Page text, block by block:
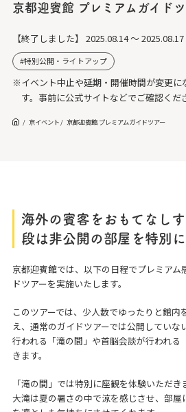
京都迎賓館 プレミアムガイド
【終了しました】 2025.08.14 ～ 2025.08.17
特別公開・ライトアップ
※イベント中止や延期・開催時間が変更に
す。事前に公式サイトなどでご確認くだ
京イベント 京都迎賓館 プレミアムガイドツアー
海外の賓客をおもてなし
段は非公開の部屋を特別
京都迎賓館では、以下の日程でプレミアム
ドツアーを実施いたします。
このツアーでは、少人数でゆったりと館内
え、通常のガイドツアーでは公開していな
行われる「滝の間」や首脳会談が⾏われる
きます。
「滝の間」では特別に座観を体験いただ
大滝は夏の暑さの中で涼を感じさせ、部屋